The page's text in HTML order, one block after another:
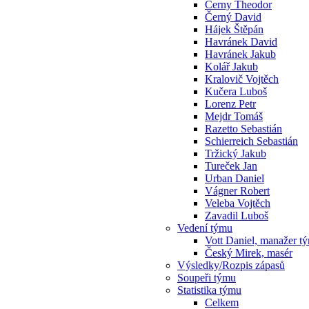
Cerny Theodor
Černý David
Hájek Štěpán
Havránek David
Havránek Jakub
Kolář Jakub
Kralovič Vojtěch
Kučera Luboš
Lorenz Petr
Mejdr Tomáš
Razetto Sebastián
Schierreich Sebastián
Tržický Jakub
Tureček Jan
Urban Daniel
Vágner Robert
Veleba Vojtěch
Zavadil Luboš
Vedení týmu
Vott Daniel, manažer
Český Mirek, masér
Výsledky/Rozpis zápasů
Soupeři týmu
Statistika týmu
Celkem